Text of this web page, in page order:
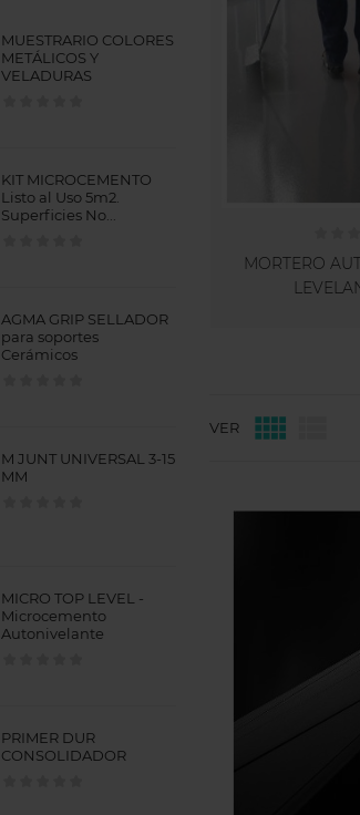
MUESTRARIO COLORES
METÁLICOS Y
VELADURAS
KIT MICROCEMENTO
Listo al Uso 5m2.
Superficies No...
AGMA GRIP SELLADOR
para soportes
Cerámicos
M JUNT UNIVERSAL 3-15
MM
MICRO TOP LEVEL -
Microcemento
Autonivelante
PRIMER DUR
CONSOLIDADOR
MORTERO
VER 